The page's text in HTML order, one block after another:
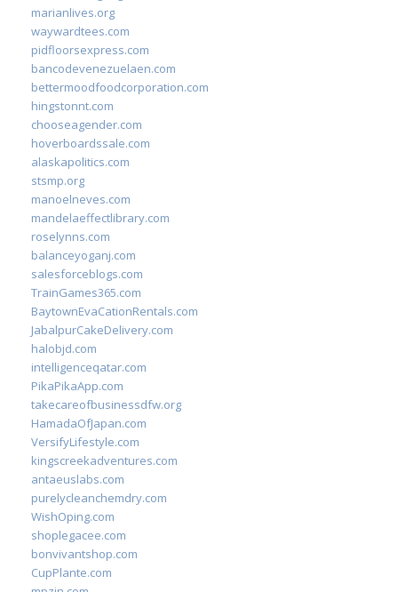
marianlives.org
waywardtees.com
pidfloorsexpress.com
bancodevenezuelaen.com
bettermoodfoodcorporation.com
hingstonnt.com
chooseagender.com
hoverboardssale.com
alaskapolitics.com
stsmp.org
manoelneves.com
mandelaeffectlibrary.com
roselynns.com
balanceyoganj.com
salesforceblogs.com
TrainGames365.com
BaytownEvaCationRentals.com
JabalpurCakeDelivery.com
halobjd.com
intelligenceqatar.com
PikaPikaApp.com
takecareofbusinessdfw.org
HamadaOfJapan.com
VersifyLifestyle.com
kingscreekadventures.com
antaeuslabs.com
purelycleanchemdry.com
WishOping.com
shoplegacee.com
bonvivantshop.com
CupPlante.com